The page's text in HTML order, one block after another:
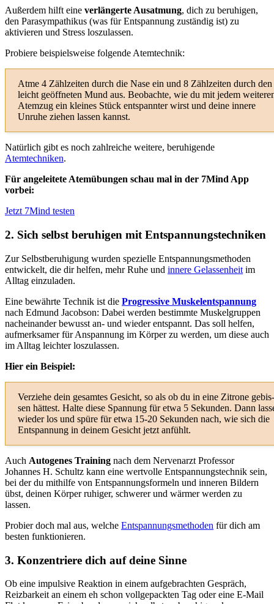
Außerdem hilft eine verlängerte Ausatmung, dich zu beruhigen,
den Parasympathikus (was für Entspannung zuständig ist) zu
aktivieren und Stress loszulassen.
Probiere beispielsweise folgende Atemtechnik:
Atme 4 Zählzeiten durch die Nase ein und 8 Zählzeiten durch den
leicht geöffneten Mund aus. Beobachte, wie du mit jedem
Atemzug ein kleines Stück entspannter wirst und deine innere
Unruhe ziehen lassen kannst.
Natürlich gibt es noch zahlreiche weitere, beruhigende
Atemtechniken.
Für angeleitete Atemübungen schau mal in der 7Mind App
vorbei:
Jetzt 7Mind testen
2. Sich selbst beruhigen mit Entspannungstechniken
Zur Selbstberuhigung wurden spezielle Entspannungsmethoden
entwickelt, die dir helfen, mehr Ruhe und innere Gelassenheit im
Alltag einzuladen.
Eine bewährte Technik ist die Progressive Muskelentspannung
nach Edmund Jacobson: Dabei werden bestimmte Muskelgruppen
nacheinander bewusst an- und wieder entspannt. Das soll helfen,
aufmerksamer für Anspannung im Körper zu werden, um diese auch
im Alltag leichter loszulassen.
Hier ein Beispiel:
Verziehe dein gesamtes Gesicht, so als ob du in eine Zitrone gebis­
sen hät­test. Halte diese Spannung für etwa 5 Sekunden. Dann
wieder los und spüre für etwa 15-20 Sekunden nach, wie sich die
Entspannung in deinem Gesicht jetzt anfühlt.
Auch Autogenes Training nach dem Nervenarzt Professor
Johannes H. Schultz kann eine wertvolle Entspannungstechnik sein,
bei der du mithilfe von Entspannungsformeln und inneren Bildern
übst, deinen Körper ruhiger, schwerer und wärmer werden zu
lassen.
Probier doch mal aus, welche Entspannungsmethoden für dich am
besten funktionieren.
3. Konzentriere dich auf deine Sinne
Ob eine impulsive Reaktion in einem aufgebrachten Gespräch,
Reizbarkeit an einem eh schon vollgepackten Tag oder eine E-Mail